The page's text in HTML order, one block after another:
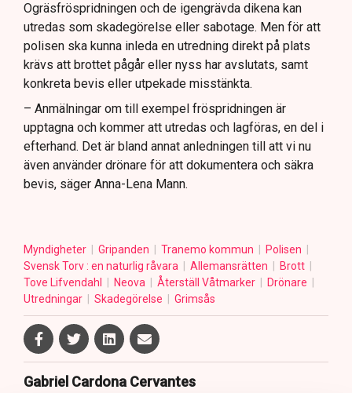
Ogräsfröspridningen och de igengrävda dikena kan
utredas som skadegörelse eller sabotage. Men för att
polisen ska kunna inleda en utredning direkt på plats
krävs att brottet pågår eller nyss har avslutats, samt
konkreta bevis eller utpekade misstänkta.
– Anmälningar om till exempel fröspridningen är
upptagna och kommer att utredas och lagföras, en del i
efterhand. Det är bland annat anledningen till att vi nu
även använder drönare för att dokumentera och säkra
bevis, säger Anna-Lena Mann.
Myndigheter Gripanden Tranemo kommun
Polisen
Svensk Torv : en naturlig råvara
Allemansrätten
Brott
Tove Lifvendahl
Neova Återställ Våtmarker
Drönare
Utredningar
Skadegörelse Grimsås
Gabriel Cardona Cervantes